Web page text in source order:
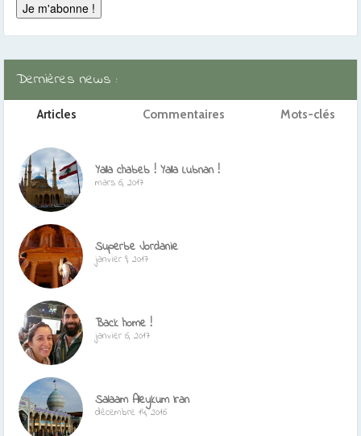
Dernières news :
Articles Commentaires Mots-clés
Yalla chabeb ! Yalla Lubnan !
mars 6, 2017
Superbe Jordanie
janvier 9, 2017
Back home !
janvier 6, 2017
Salaam Aleykum Iran
décembre 14, 2016